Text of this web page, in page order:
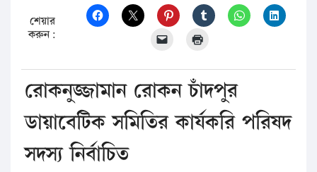
শেয়ার
করুন:
রোকনুজ্জামান রোকন চাঁদপুর
ডায়াবেটিক সমিতির কার্যকরি পরিষদ
সদস্য নির্বাচিত